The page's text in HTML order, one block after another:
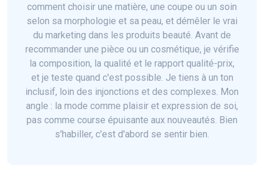
comment choisir une matière, une coupe ou un soin
selon sa morphologie et sa peau, et démêler le vrai
du marketing dans les produits beauté. Avant de
recommander une pièce ou un cosmétique, je vérifie
la composition, la qualité et le rapport qualité-prix,
et je teste quand c'est possible. Je tiens à un ton
inclusif, loin des injonctions et des complexes. Mon
angle : la mode comme plaisir et expression de soi,
pas comme course épuisante aux nouveautés. Bien
s'habiller, c'est d'abord se sentir bien.